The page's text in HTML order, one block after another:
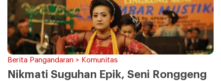
Berita Pangandaran > Komunitas
Nikmati Suguhan Epik, Seni Ronggeng